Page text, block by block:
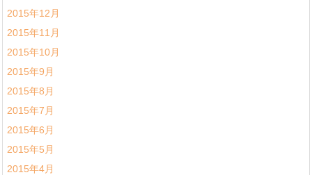
2015年12月
2015年11月
2015年10月
2015年9月
2015年8月
2015年7月
2015年6月
2015年5月
2015年4月